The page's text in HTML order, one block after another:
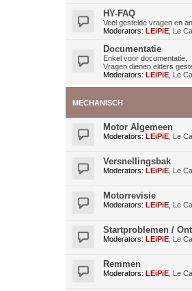
HY-FAQ
Veel gestelde vragen en
Moderators: LEiPiE Le
Documentatie
Enkel voor documentatie,
Vragen dienen elders
Moderators: LEiPiE Le
MECHANISCH
Motor Algemeen
Moderators: LEiPiE Le
Versnellingsbak
Moderators: LEiPiE Le
Motorrevisie
Moderators: LEiPiE Le
Startproblemen /
Moderators: LEiPiE Le
Remmen
Moderators: LEiPiE Le